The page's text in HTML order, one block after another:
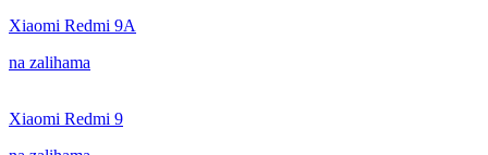
Xiaomi Redmi 9A
na zalihama
Xiaomi Redmi 9